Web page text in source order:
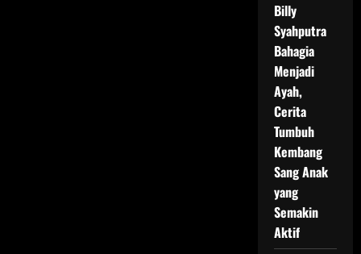
Billy
Syahputra
Bahagia
Menjadi
Ayah,
Cerita
Tumbuh
Kembang
Sang Anak
yang
Semakin
Aktif